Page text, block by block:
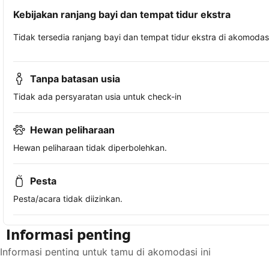
Kebijakan ranjang bayi dan tempat tidur ekstra
Tidak tersedia ranjang bayi dan tempat tidur ekstra di
Tanpa batasan usia
Tidak ada persyaratan usia untuk check-in
Hewan peliharaan
Hewan peliharaan tidak diperbolehkan.
Pesta
Pesta/acara tidak diizinkan.
Informasi penting
Informasi penting untuk tamu di akomodasi ini